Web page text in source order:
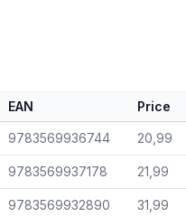
EAN Price
9783569936744 20,99
9783569937178 21,99
9783569932890 31,99